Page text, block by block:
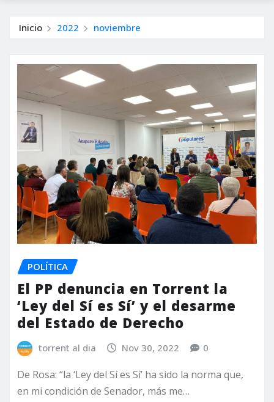
Inicio 2022 noviembre
POLÍTICA
El PP denuncia en Torrent la
‘Ley del Sí es Sí’ y el desarme
del Estado de Derecho
torrent al dia Nov 30, 2022 0
De Rosa: “la ‘Ley del Sí es Sí’ ha sido la norma que,
en mi condición de Senador, más me…